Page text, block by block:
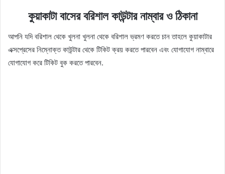
কুয়াকাটা বাসের বরিশাল কাউন্টার নাম্বার ও ঠিকানা
আপনি যদি বরিশাল থেকে খুলনা খুলনা থেকে বরিশাল ভ্রমণ করতে চান তাহলে কুয়াকাটার
এক্সপ্রেসের নিম্নোক্ত কাউন্টার থেকে টিকিট ক্রয় করতে পারবেন এবং যোগাযোগ নাম্বারে
যোগাযোগ করে টিকিট বুক করতে পারবেন.